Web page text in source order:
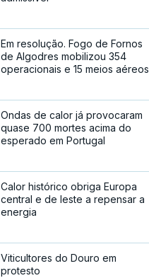
Em resolução. Fogo de Fornos
de Algodres mobilizou 354
operacionais e 15 meios aéreos
Ondas de calor já provocaram
quase 700 mortes acima do
esperado em Portugal
Calor histórico obriga Europa
central e de leste a repensar a
energia
Viticultores do Douro em
protesto